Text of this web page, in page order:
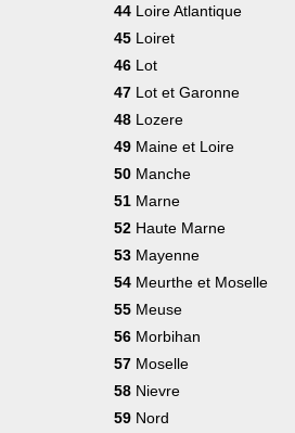
44Loire Atlantique
45Loiret
46Lot
47Lot et Garonne
48Lozere
49Maine et Loire
50Manche
51Marne
52Haute Marne
53Mayenne
54Meurthe et Moselle
55Meuse
56Morbihan
57Moselle
58Nievre
59Nord